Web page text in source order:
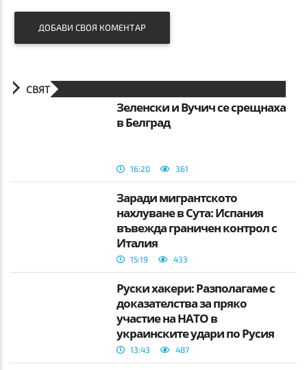
ДОБАВИ СВОЯ КОМЕНТАР
СВЯТ
Зеленски и Вучич се срещнаха
в Белград
16:20 361
Заради мигрантското
нахлуване в Сута: Испания
въвежда граничен контрол с
Италия
15:19 433
Руски хакери: Разполагаме с
доказателства за пряко
участие на НАТО в
украинските удари по Русия
13:43 487